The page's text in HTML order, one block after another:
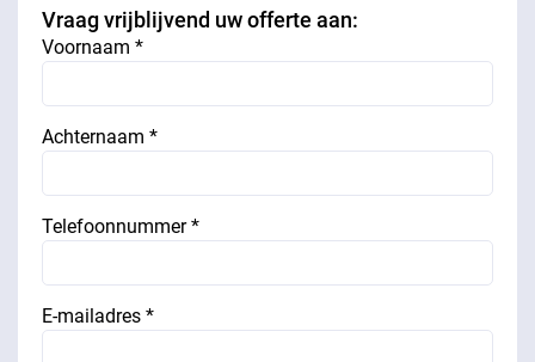
Vraag vrijblijvend uw offerte aan:
Voornaam *
Achternaam *
Telefoonnummer *
E-mailadres *